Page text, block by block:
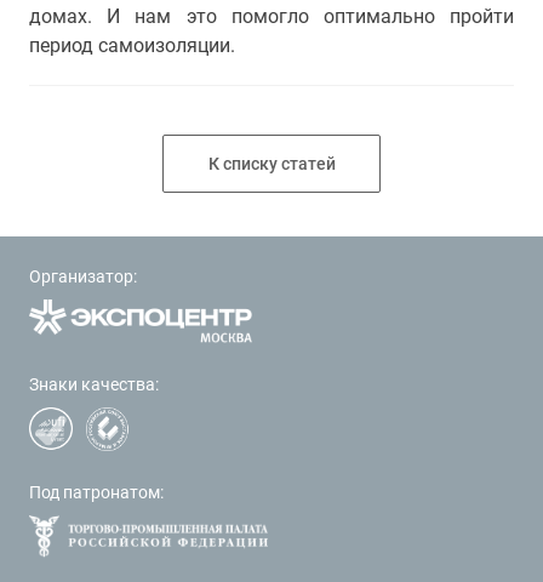
домах. И нам это помогло оптимально пройти
период самоизоляции.
К списку статей
Организатор:
Знаки качества:
Под патронатом: